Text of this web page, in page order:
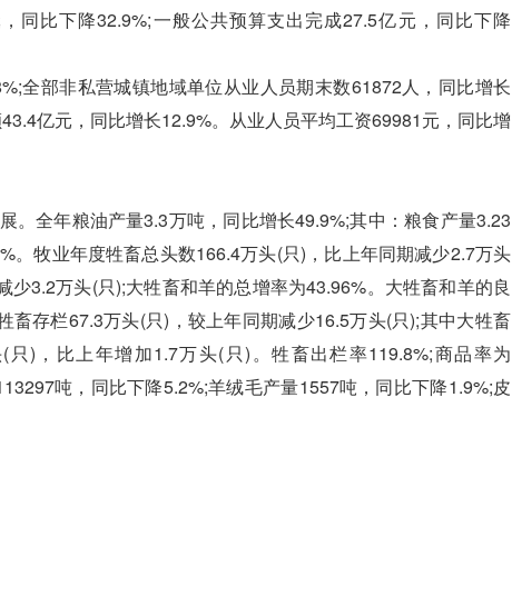
比下降32.9%;一般公共预算支出完成27.5亿元，同比下降
部非私营城镇地域单位从业人员期末数61872人，同比增长
亿元，同比增长12.9%。从业人员平均工资69981元，同比增
全年粮油产量3.3万吨，同比增长49.9%;其中：粮食产量3.23
。牧业年度牲畜总头数166.4万头(只)，比上年同期减少2.7万头
3.2万头(只);大牲畜和羊的总增率为43.96%。大牲畜和羊的良
存栏67.3万头(只)，较上年同期减少16.5万头(只);其中大牲畜
)，比上年增加1.7万头(只)。牲畜出栏率119.8%;商品率为
吨，同比下降5.2%;羊绒毛产量1557吨，同比下降1.9%;皮